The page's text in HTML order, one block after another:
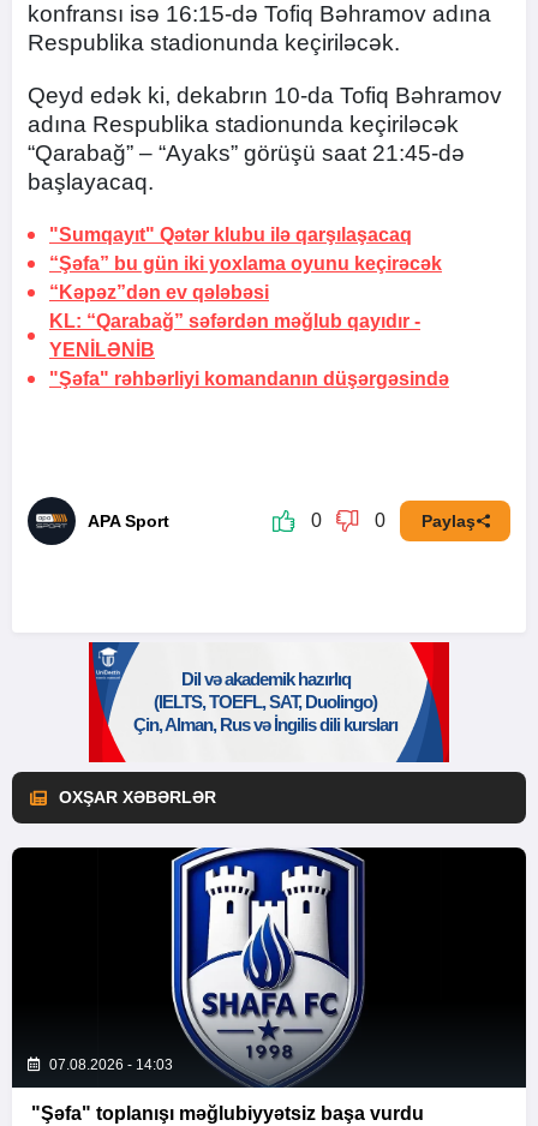
konfransı isə 16:15-də Tofiq Bəhramov adına
Respublika stadionunda keçiriləcək.
Qeyd edək ki, dekabrın 10-da Tofiq Bəhramov
adına Respublika stadionunda keçiriləcək
“Qarabağ” – “Ayaks” görüşü saat 21:45-də
başlayacaq.
"Sumqayıt" Qətər klubu ilə qarşılaşacaq
“Şəfa” bu gün iki yoxlama oyunu keçirəcək
“Kəpəz”dən ev qələbəsi
KL: “Qarabağ” səfərdən məğlub qayıdır -
YENİLƏNİB
"Şəfa" rəhbərliyi komandanın düşərgəsində
APA Sport 0 0 Paylaş
OXŞAR XƏBƏRLƏR
07.08.2026 - 14:03
"Şəfa" toplanışı məğlubiyyətsiz başa vurdu